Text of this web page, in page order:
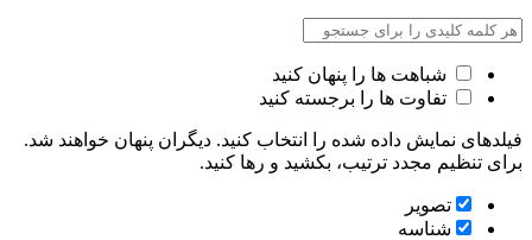
شباهت ها را پنهان کنید
تفاوت ها را برجسته کنید
فیلدهای نمایش داده شده را انتخاب کنید. دیگران پنهان خواهند شد.
برای تنظیم مجدد ترتیب، بکشید و رها کنید.
تصویر
شناسه